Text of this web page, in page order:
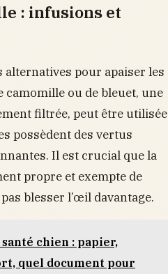
: infusions et
pour apaiser les
camomille ou de bleuet, une
filtrée, peut être utilisée
possèdent des vertus
Il est crucial que la
propre et exempte de
blesser l’œil davantage.
chien : papier,
quel document pour